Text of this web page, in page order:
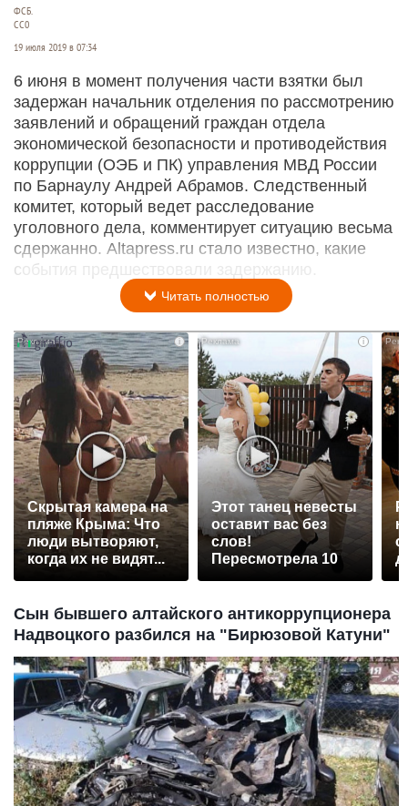
ФСБ.
СС0
19 июля 2019 в 07:34
6 июня в момент получения части взятки был
задержан начальник отделения по рассмотрению
заявлений и обращений граждан отдела
экономической безопасности и противодействия
коррупции (ОЭБ и ПК) управления МВД России
по Барнаулу Андрей Абрамов. Следственный
комитет, который ведет расследование
уголовного дела, комментирует ситуацию весьма
сдержанно. Altapress.ru стало известно, какие
события предшествовали задержанию.
Читать полностью
i
Скрытая камера на
пляже Крыма: Что
люди вытворяют,
когда их не видят...
i
Этот танец невесты
оставит вас без
слов!
Пересмотрела 10
Сын бывшего алтайского антикоррупционера
Надвоцкого разбился на "Бирюзовой Катуни"